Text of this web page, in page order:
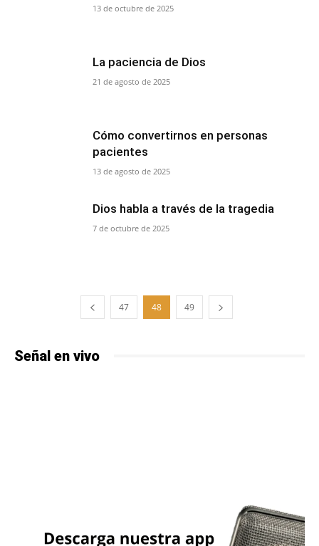
13 de octubre de 2025
La paciencia de Dios
21 de agosto de 2025
Cómo convertirnos en personas
pacientes
13 de agosto de 2025
Dios habla a través de la tragedia
7 de octubre de 2025
47 48 49
Señal en vivo